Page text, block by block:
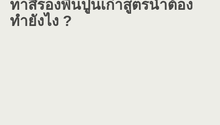
ทาสีรองพื้นปูนเก่าสูตรน้ำต้อง
ทำยังไง ?